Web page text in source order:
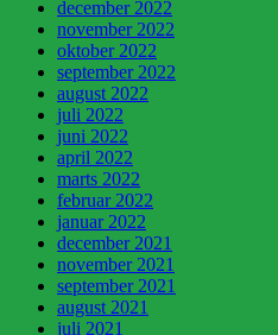
december 2022
november 2022
oktober 2022
september 2022
august 2022
juli 2022
juni 2022
april 2022
marts 2022
februar 2022
januar 2022
december 2021
november 2021
september 2021
august 2021
juli 2021